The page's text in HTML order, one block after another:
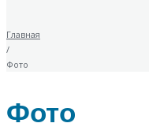
Главная
/
Фото
Фото